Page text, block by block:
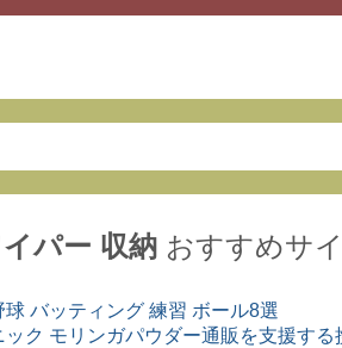
パー 収納おすすめサイ
バッティング 練習 ボール8選
ク モリンガパウダー通販を支援する